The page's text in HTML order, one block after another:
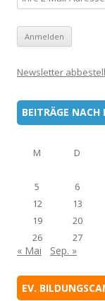
Newsletter
BEITRÄGE
M
D
5
6
12
13
19
20
26
27
« Mai Sep. »
EV.